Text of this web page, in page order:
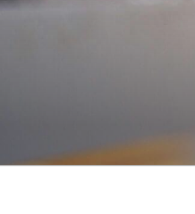
Skip